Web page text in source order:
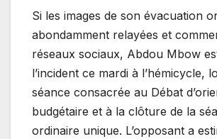
Si les images de son évacuation
abondamment relayées et
réseaux sociaux, Abdou Mbow
l’incident ce mardi à l’hémicycle,
séance consacrée au Débat
budgétaire et à la clôture de la
ordinaire unique. L’opposant a